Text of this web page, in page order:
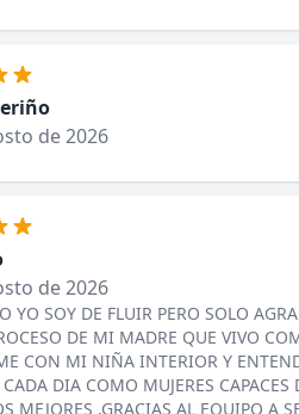
de 2026
de 2026
YO SOY DE FLUIR PERO SOLO
DE MI MADRE QUE VIVO
CON MI NIÑA INTERIOR Y
DIA COMO MUJERES
MEJORES .GRACIAS AL EQUIPO A